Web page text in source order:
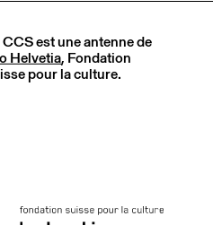
CCS est une antenne de
Helvetia, Fondation
pour la culture.